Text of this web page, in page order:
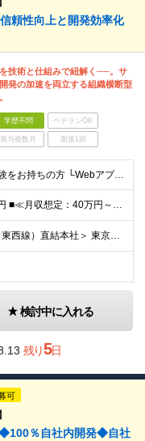
頼性向上と開発効率化
を技術と仕組みで紐解く──。サ
発の加速を両立する組織横断型
学歴不問 ベテランOK
賞与複数月 面接1回
■下記いずれかのご経験をお持ちの方 └Webアプリケーションの開発経験 └インフラ（クラウド/オンプレ不問）構築・運用経験 ■学歴不問 □SRE未経験の方も歓迎 「開発経験を活かしインフラも学びたい
年俸480万円～800万円 ■≪月収想定：40万円～66万6,000円≫ ・担当いただく業務範囲やマネジメントの有無など、役割に応じて決定します ・年俸額を12分割し、毎月支給します ・試用期間3カ
＜竹橋駅（東京メトロ東西線）直結本社＞ 東京都千代田区一ツ橋一丁目1番1号パレスサイドビル5F・8F （変更の範囲）上記を除く当社関連勤務地
検討中に入れる
残り5日
可
％自社内開発◆自社